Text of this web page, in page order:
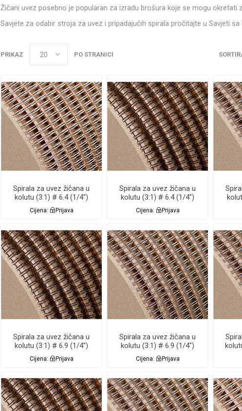
Žičani uvez posebno je popularan za izradu brošura koje se mogu okretati
Savjete za odabir stroja za uvez i pripadajućih spirala pročitajte u Savjeti
PRIKAZ PO STRANICI
Spirala za uvez žičana u
kolutu (3:1) # 6.4 (1/4")
BIJELA 84.000 RS
Cijena: Prijava
Spirala za uvez žičana u
kolutu (3:1) # 6.4 (1/4")
CRNA 84.000 RS
Cijena: Prijava
Spirala za uvez žičana u
kolutu (3:1) # 6.9 (1/4")
CRNA 91.000 Renz
Cijena: Prijava
Spirala za uvez žičana u
kolutu (3:1) # 6.9 (1/4")
SREBRNA NC 91.000
Renz
Cijena: Prijava